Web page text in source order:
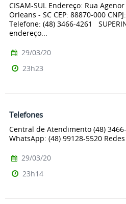
CISAM-SUL Endereço: Rua
Orleans - SC CEP: 88870-000
Telefone: (48) 3466-4261
endereço...
29/03/20
23h23
Telefones
Central de Atendimento (48)
WhatsApp: (48) 99128-5520
29/03/20
23h14